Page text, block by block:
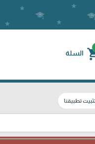
السلة
تطبيقنا